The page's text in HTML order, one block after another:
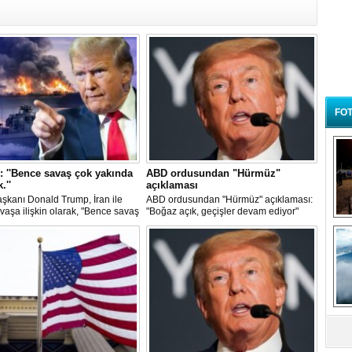
''Bence savaş çok yakında
Donald Trump, İran ile
ilişkin olarak, "Bence savaş
bitecek, İran'ın daha fazla
sanmıyorum" dedi
ABD ordusundan "Hürmüz"
açıklaması
ABD ordusundan "Hürmüz" açıklaması:
"Boğaz açık, geçişler devam ediyor"